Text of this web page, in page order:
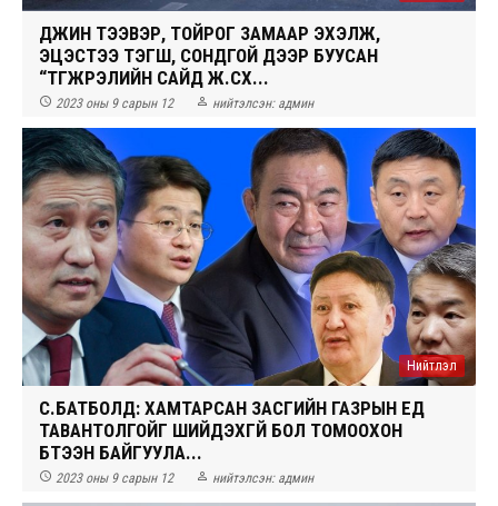
ДҮҮЖИН ТЭЭВЭР, ТОЙРОГ ЗАМААР ЭХЭЛЖ,
ЭЦЭСТЭЭ ТЭГШ, СОНДГОЙ ДЭЭР БУУСАН
“ТҮГЖРЭЛИЙН САЙД Ж.СҮХ...
 2023 оны 9 сарын 12  нийтэлсэн: админ
Нийтлэл
СҮ.БАТБОЛД: ХАМТАРСАН ЗАСГИЙН ГАЗРЫН ҮЕД
ТАВАНТОЛГОЙГ ШИЙДЭХГҮЙ БОЛ ТОМООХОН
БҮТЭЭН БАЙГУУЛА...
 2023 оны 9 сарын 12  нийтэлсэн: админ